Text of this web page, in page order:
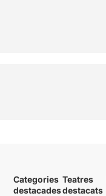
Categories
destacades
Teatres
destacats